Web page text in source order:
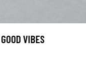
VIBES